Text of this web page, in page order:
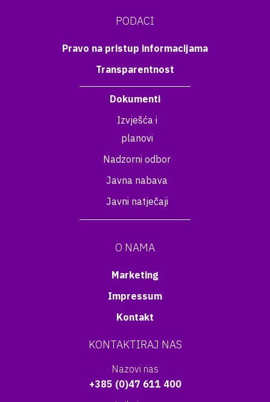
PODACI
Pravo na pristup informacijama
Transparentnost
Dokumenti
Izvješća i
planovi
Nadzorni odbor
Javna nabava
Javni natječaji
O NAMA
Marketing
Impressum
Kontakt
KONTAKTIRAJ NAS
Nazovi nas
+385 (0)47 611 400